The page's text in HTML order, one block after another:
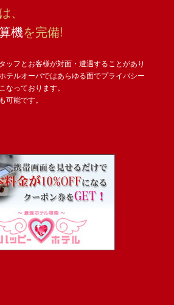
、
機を完備!
ッフとお客様が対面・遭遇することがあり
テルオーパではあらゆる面でプライバシー
なっております。
可能です。